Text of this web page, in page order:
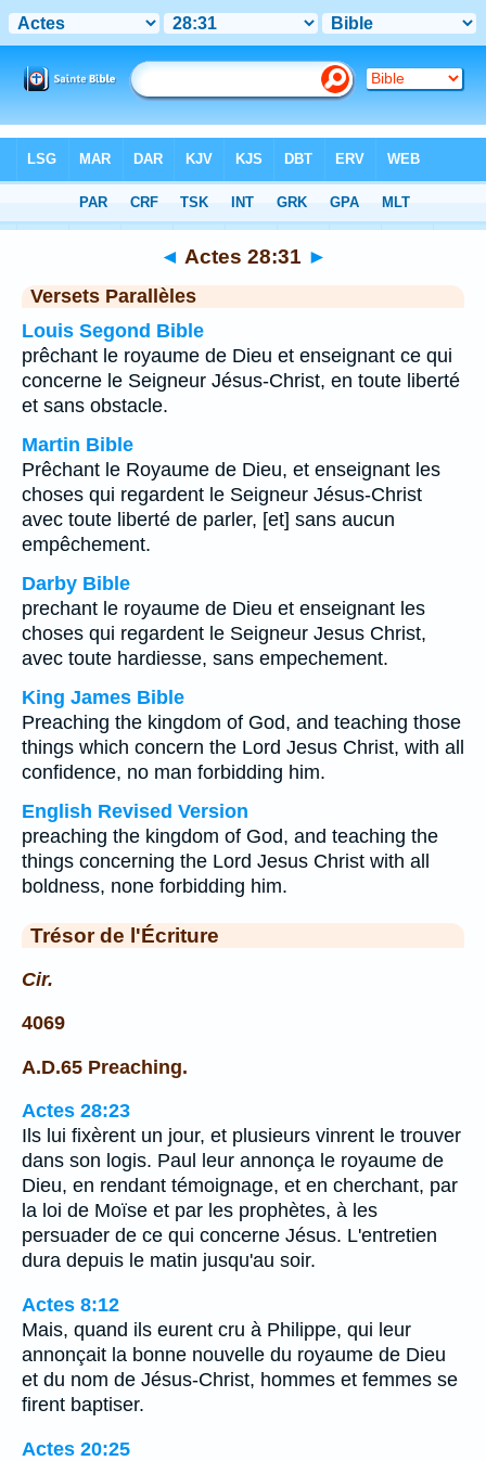
Chapitre 28> Verset 31
◄ Actes 28:31 ►
Versets Parallèles
Louis Segond Bible
prêchant le royaume de Dieu et enseignant ce qui
concerne le Seigneur Jésus-Christ, en toute liberté
et sans obstacle.
Martin Bible
Prêchant le Royaume de Dieu, et enseignant les
choses qui regardent le Seigneur Jésus-Christ
avec toute liberté de parler, [et] sans aucun
empêchement.
Darby Bible
prechant le royaume de Dieu et enseignant les
choses qui regardent le Seigneur Jesus Christ,
avec toute hardiesse, sans empechement.
King James Bible
Preaching the kingdom of God, and teaching those
things which concern the Lord Jesus Christ, with all
confidence, no man forbidding him.
English Revised Version
preaching the kingdom of God, and teaching the
things concerning the Lord Jesus Christ with all
boldness, none forbidding him.
Trésor de l'Écriture
Cir.
4069
A.D.65 Preaching.
Actes 28:23
Ils lui fixèrent un jour, et plusieurs vinrent le trouver
dans son logis. Paul leur annonça le royaume de
Dieu, en rendant témoignage, et en cherchant, par
la loi de Moïse et par les prophètes, à les
persuader de ce qui concerne Jésus. L'entretien
dura depuis le matin jusqu'au soir.
Actes 8:12
Mais, quand ils eurent cru à Philippe, qui leur
annonçait la bonne nouvelle du royaume de Dieu
et du nom de Jésus-Christ, hommes et femmes se
firent baptiser.
Actes 20:25